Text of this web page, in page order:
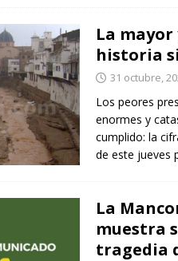
La
historia
31 octubre,
Los peores
enormes y
cumplido: la
de este jueves
La
muestra
tragedia